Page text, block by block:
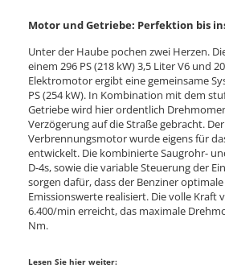
Motor und Getriebe: Perfektion bis
Unter der Haube pochen zwei Herzen.
einem 296 PS (218 kW) 3,5 Liter V6 und
Elektromotor ergibt eine gemeinsame
PS (254 kW). In Kombination mit dem
Getriebe wird hier ordentlich
Verzögerung auf die Straße gebracht.
Verbrennungsmotor wurde eigens für
entwickelt. Die kombinierte Saugrohr-
D-4s, sowie die variable Steuerung der
sorgen dafür, dass der Benziner
Emissionswerte realisiert. Die volle Kraft
6.400/min erreicht, das maximale
Nm.
Lesen Sie hier weiter: